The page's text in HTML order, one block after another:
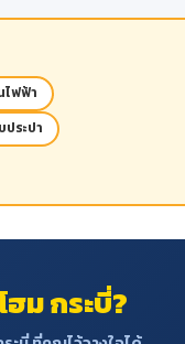
งไว้นานจะไม้จะเปลี่ยนเป็น
ก่แกมแดง
งและเหนียว มีความแข็ง
ดีมาก เหมาะแก่การสร้าง
หนักได้ดี
: เสี้ยนหยาบสับสน ทำให้ไส
สิ่งประณีต
: ใช้ทำหมอนรางรถไฟ เครื่อง
ไฟฟ้า
ประปา
ม กระบี่?